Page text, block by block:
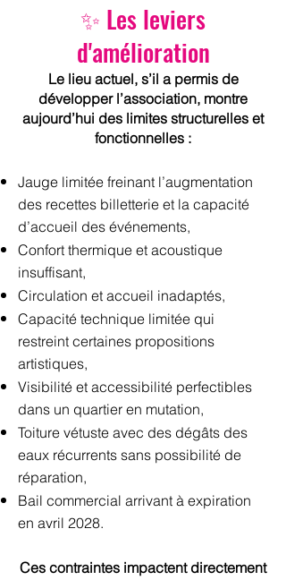
✨ Les leviers
d'amélioration
Le lieu actuel, s’il a permis de
développer l’association, montre
aujourd’hui des limites structurelles et
fonctionnelles :
Jauge limitée freinant l’augmentation
des recettes billetterie et la capacité
d’accueil des événements,
Confort thermique et acoustique
insuffisant,
Circulation et accueil inadaptés,
Capacité technique limitée qui
restreint certaines propositions
artistiques,
Visibilité et accessibilité perfectibles
dans un quartier en mutation,
Toiture vétuste avec des dégâts des
eaux récurrents sans possibilité de
réparation,
Bail commercial arrivant à expiration
en avril 2028.
Ces contraintes impactent directement